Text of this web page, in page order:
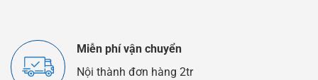
Thế
Nào?
Miễn phí vận chuyển
Nội thành đơn hàng 2tr